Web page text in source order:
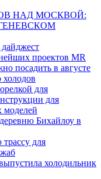
НАД МОСКВОЙ:
проектов MR
посадить в августе
холодов
для
для
моделей
Бихайлоу в
для
холодильник